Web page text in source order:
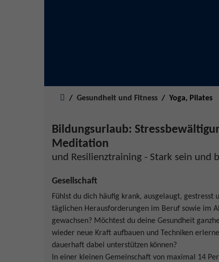
Gesundheit und Fitness
Yoga, Pilates
Bildungsurlaub:
Meditation
und Resilienztraining - Stark sein
Gesellschaft
Fühlst du dich häufig krank, ausgelaugt, gestresst
täglichen Herausforderungen im Beruf sowie im
gewachsen? Möchtest du deine Gesundheit
wieder neue Kraft aufbauen und Techniken
dauerhaft dabei unterstützen können?
In einer kleinen Gemeinschaft von maximal 14